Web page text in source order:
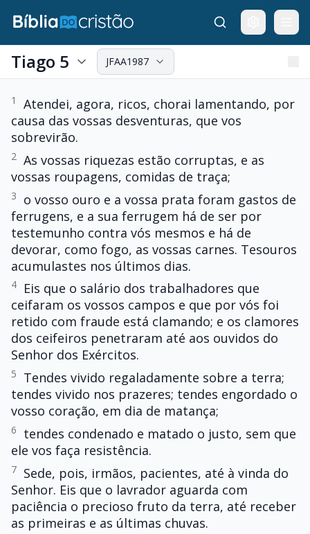
Tiago 5 JFAA1987
1
Atendei, agora, ricos, chorai lamentando, por
causa das vossas desventuras, que vos
sobrevirão.
2 As vossas riquezas estão corruptas, e as
vossas roupagens, comidas de traça;
3
o vosso ouro e a vossa prata foram gastos de
ferrugens, e a sua ferrugem há de ser por
testemunho contra vós mesmos e há de
devorar, como fogo, as vossas carnes. Tesouros
acumulastes nos últimos dias.
4
Eis que o salário dos trabalhadores que
ceifaram os vossos campos e que por vós foi
retido com fraude está clamando; e os clamores
dos ceifeiros penetraram até aos ouvidos do
Senhor dos Exércitos.
5
Tendes vivido regaladamente sobre a terra;
tendes vivido nos prazeres; tendes engordado o
vosso coração, em dia de matança;
6
tendes condenado e matado o justo, sem que
ele vos faça resistência.
7 Sede, pois, irmãos, pacientes, até à vinda do
Senhor. Eis que o lavrador aguarda com
paciência o precioso fruto da terra, até receber
as primeiras e as últimas chuvas.